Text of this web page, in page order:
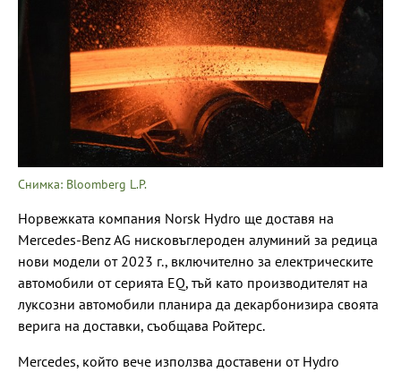
Снимка: Bloomberg L.P.
Норвежката компания Norsk Hydro ще доставя на
Mercedes-Benz AG нисковъглероден алуминий за редица
нови модели от 2023 г., включително за електрическите
автомобили от серията EQ, тъй като производителят на
луксозни автомобили планира да декарбонизира своята
верига на доставки, съобщава Ройтерс.
Mercedes, който вече използва доставени от Hydro